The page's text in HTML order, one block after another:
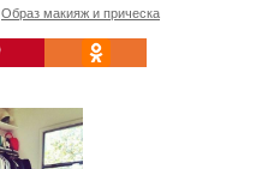
Образ макияж и прическа